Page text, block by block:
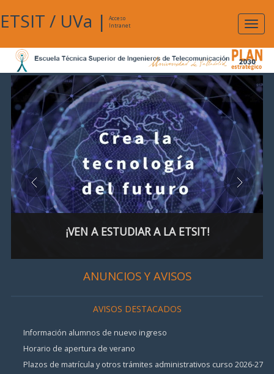
ETSIT / UVa |
Acceso
Intranet
¡VEN A ESTUDIAR A LA ETSIT!
ANUNCIOS Y AVISOS
AVISOS DESTACADOS
Información alumnos de nuevo ingreso
Horario de apertura de verano
Plazos de matrícula y otros trámites administrativos curso 2026-27